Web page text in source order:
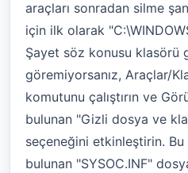
araçları sonradan silme
için ilk olarak
Şayet söz konusu klasörü
göremiyorsanız, Araçlar/
komutunu çalıştırın ve
bulunan "Gizli dosya ve
seçeneğini etkinleştirin.
bulunan "SYSOC.INF"